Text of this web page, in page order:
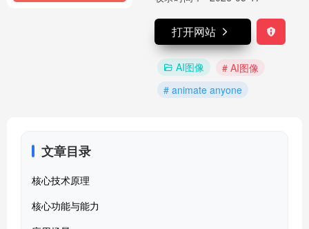
打开网站
AI图像
# AI图像
# animate anyone
文章目录
核心技术原理
核心功能与能力